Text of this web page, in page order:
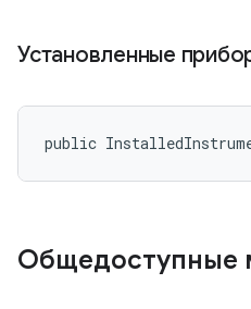
Установленные
public
Общедоступные